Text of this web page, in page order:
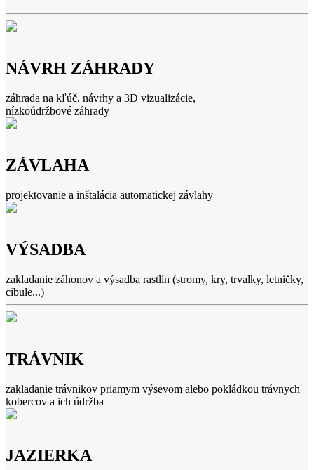
NÁVRH ZÁHRADY
záhrada na kľúč, návrhy a 3D vizualizácie,
nízkoúdržbové záhrady
ZÁVLAHA
projektovanie a inštalácia automatickej závlahy
VÝSADBA
zakladanie záhonov a výsadba rastlín (stromy, kry, trvalky, letničky,
cibule...)‎
TRÁVNIK
zakladanie trávnikov priamym výsevom alebo pokládkou trávnych
kobercov a ich údržba
JAZIERKA